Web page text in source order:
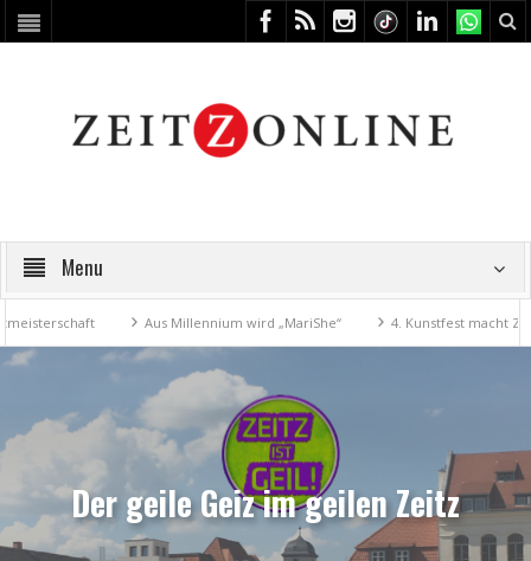
Menu
Aus Millennium wird „MariShe“ 4. Kunstfest macht Zeitz zum
Der geile Geiz im geilen Zeitz